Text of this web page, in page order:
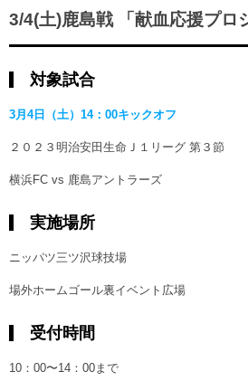
3/4(土)鹿島戦 「献血応援プロ
対象試合
3月4日（土）14：00キックオフ
２０２３明治安田生命Ｊ１リーグ 第３節
横浜FC vs 鹿島アントラーズ
実施場所
ニッパツ三ツ沢球技場
場外ホームゴール裏イベント広場
受付時間
10：00〜14：00まで